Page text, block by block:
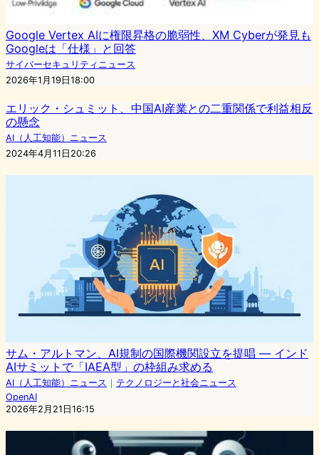
Google Vertex AIに権限昇格の脆弱性、XM Cyberが発見も
Googleは「仕様」と回答
サイバーセキュリティニュース
2026年1月19日18:00
エリック・シュミット、中国AI産業との二重関係で利益相反
の懸念
AI（人工知能）ニュース
2024年4月11日20:26
サム・アルトマン、AI規制の国際機関設立を提唱 ― インド
AIサミットで「IAEA型」の枠組み求める
AI（人工知能）ニュース ｜ テクノロジーと社会ニュース
OpenAI
2026年2月21日16:15